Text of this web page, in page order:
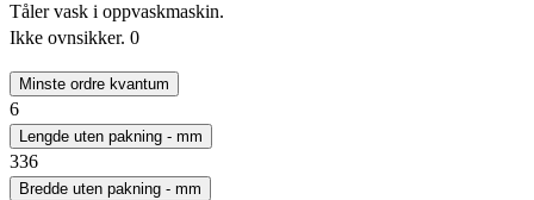
Tåler vask i oppvaskmaskin.
Ikke ovnsikker. 0
Minste ordre kvantum
6
Lengde uten pakning - mm
336
Bredde uten pakning - mm